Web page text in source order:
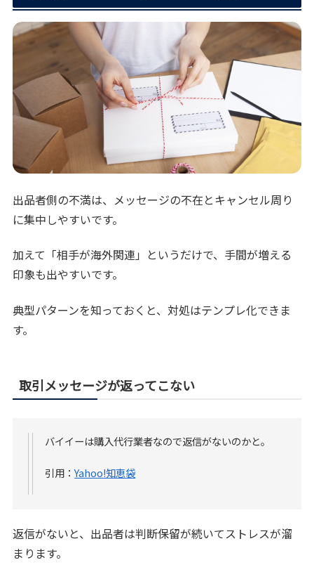
出品者側の不満は、メッセージの不在とキャンセル周り
に集中しやすいです。
加えて「相手が海外関連」というだけで、手間が増える
印象も出やすいです。
典型パターンを知っておくと、対処はテンプレ化できま
す。
取引メッセージが返ってこない
バイイーは購入代行業者なので返信がないのかと。
引用：Yahoo!知恵袋
返信がないと、出品者は判断保留が続いてストレスが溜
まります。